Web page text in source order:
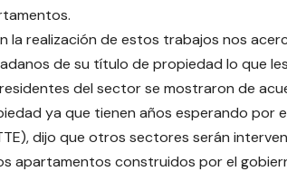
la realización de estos trabajos nos
de su título de propiedad lo que
del sector se mostraron de
ya que tienen años esperando por
dijo que otros sectores serán
apartamentos construidos por el